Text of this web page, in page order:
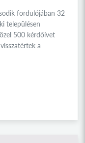
fordulójában 32
településen
500 kérdőívet
a